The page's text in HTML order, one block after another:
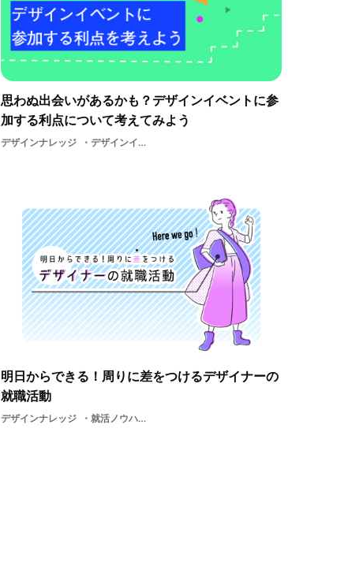
思わぬ出会いがあるかも？デザインイベントに参
加する利点について考えてみよう
デザインナレッジ デザインイベントデザイン交流
明日からできる！周りに差をつけるデザイナーの
就職活動
デザインナレッジ 就活ノウハウ就活リクルーター交流人事基礎知識学生説明会